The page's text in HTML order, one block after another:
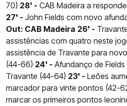
70) 28' - CAB Madeira a
27' - John Fields com novo
Out: CAB Madeira 26' -
assistências com quatro neste
assistência de Travante para
(44-66) 24' - Afundanço de
Travante (44-64) 23' - Leões
marcador para vinte pontos (42-
marcar os primeiros pontos